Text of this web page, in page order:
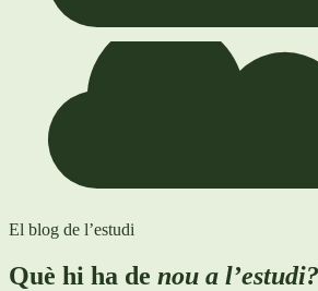
El blog de l’estudi
Què hi ha de nou a l’estudi?